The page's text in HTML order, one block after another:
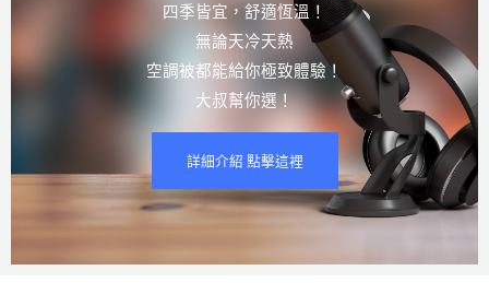
四季皆宜，舒適恆溫！
無論天冷天熱
空調被都能給你極致體驗！
大叔幫你選！
詳細介紹 點擊這裡